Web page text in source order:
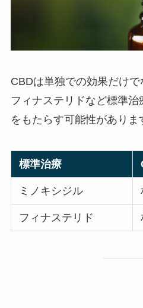
CBDは単独での効果だけ
フィナステリドなど標準
をもたらす可能性がありま
標準治療
ミノキシジル
フィナステリド